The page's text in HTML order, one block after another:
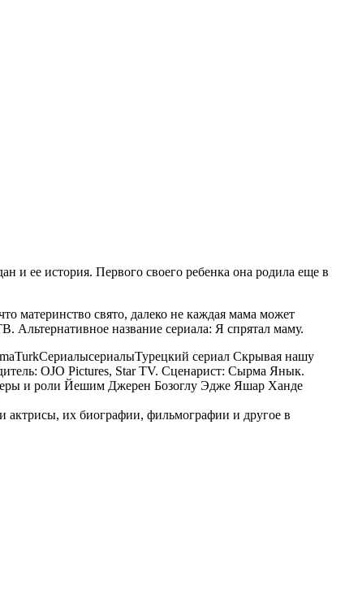
ее история. Первого своего ребенка она родила еще в
материнство свято, далеко не каждая мама может
Альтернативное название сериала: Я спрятал маму.
СериалысериалыТурецкий сериал Скрывая нашу
OJO Pictures, Star TV. Сценарист: Сырма Янык.
и роли Йешим Джерен Бозоглу Эдже Яшар Ханде